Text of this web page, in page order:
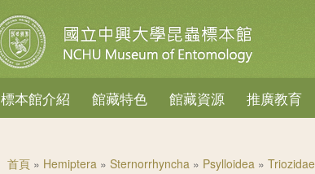
標本館介紹 館藏特色 館藏資源 推廣教育
首頁 » Hemiptera » Sternorrhyncha » Psylloidea » Triozidae